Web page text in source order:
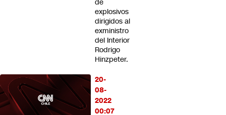
de
explosivos
dirigidos al
exministro
del Interior
Rodrigo
Hinzpeter.
20-
08-
2022
00:07